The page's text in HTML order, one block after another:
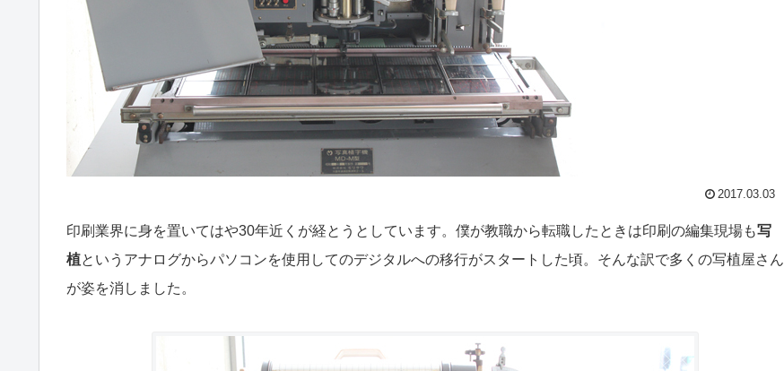
2017.03.03
印刷業界に身を置いてはや30年近くが経とうとしています。僕が教職から転職したときは印刷の編集現場も写
植というアナログからパソコンを使用してのデジタルへの移行がスタートした頃。そんな訳で多くの写植屋さん
が姿を消しました。